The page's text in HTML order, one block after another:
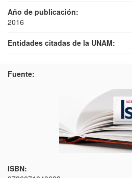
Año de publicación:
2016
Entidades citadas de la UNAM:
Fuente:
ISBN: